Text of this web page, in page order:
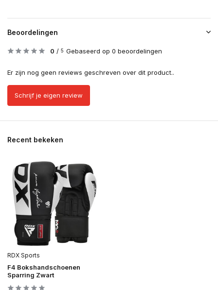
Beoordelingen
0 / 5 Gebaseerd op 0 beoordelingen
Er zijn nog geen reviews geschreven over dit product..
Schrijf je eigen review
Recent bekeken
RDX Sports
F4 Bokshandschoenen
Sparring Zwart